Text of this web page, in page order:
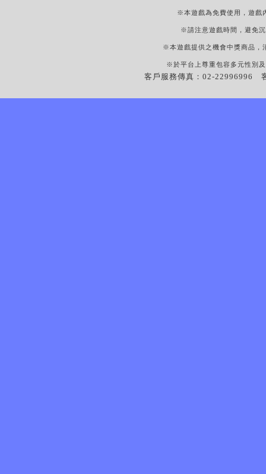
※本遊戲為免費使用，遊戲
※請注意遊戲時間，避免
※本遊戲提供之機會中獎商品，
※於平台上尊重包容多元性別
客戶服務傳真：02-22996996